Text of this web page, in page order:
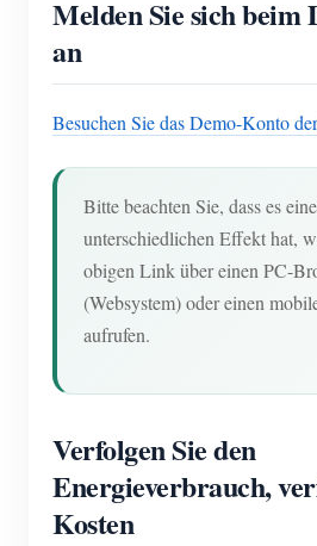
Melden Sie sich beim
an
Besuchen Sie das Demo-Konto
Bitte beachten Sie, dass es
unterschiedlichen Effekt hat,
obigen Link über einen PC-
(Websystem) oder einen
aufrufen.
Verfolgen Sie den
Energieverbrauch,
Kosten